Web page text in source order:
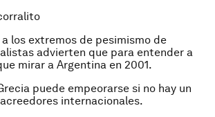
a los extremos de pesimismo de
advierten que para entender a
mirar a Argentina en 2001.
puede empeorarse si no hay un
internacionales.